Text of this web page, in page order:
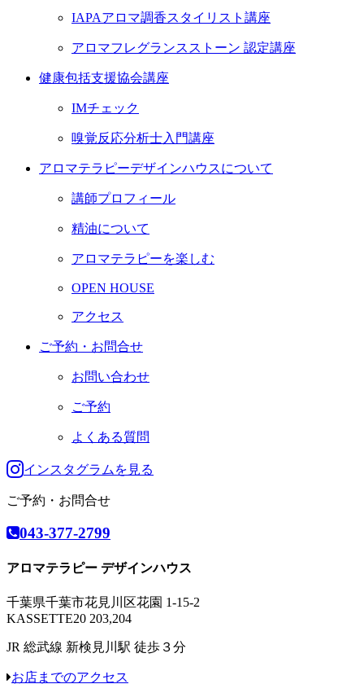
IAPAアロマ調香スタイリスト講座
アロマフレグランスストーン 認定講座
健康包括支援協会講座
IMチェック
嗅覚反応分析士入門講座
アロマテラピーデザインハウスについて
講師プロフィール
精油について
アロマテラピーを楽しむ
OPEN HOUSE
アクセス
ご予約・お問合せ
お問い合わせ
ご予約
よくある質問
インスタグラムを見る
ご予約・お問合せ
043-377-2799
アロマテラピー デザインハウス
千葉県千葉市花見川区花園 1-15-2
KASSETTE20 203,204
JR 総武線 新検見川駅 徒歩３分
お店までのアクセス